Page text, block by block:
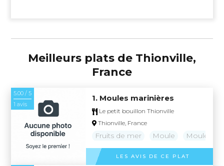
Meilleurs plats de Thionville,
France
5.00 / 5
1 avis
1. Moules marinières
Le petit bouillon Thionville
Thionville, France
Fruits de mer Moule Moules
LES AVIS DE CE PLAT